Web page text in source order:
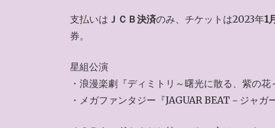
支払いは ＪＣＢ決済のみ、チケットは2023年1
券。
星組公演
・浪漫楽劇『ディミトリ～曙光に散る、紫の
・メガファンタジー『JAGUAR BEAT－ジャガ